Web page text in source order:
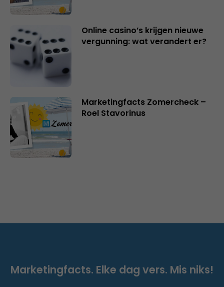
Online casino’s krijgen nieuwe
vergunning: wat verandert er?
Marketingfacts Zomercheck –
Roel Stavorinus
Marketingfacts. Elke dag vers. Mis niks!